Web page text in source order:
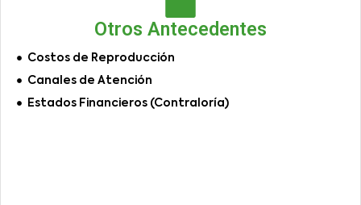
Otros Antecedentes
Costos de Reproducción
Canales de Atención
Estados Financieros (Contraloría)